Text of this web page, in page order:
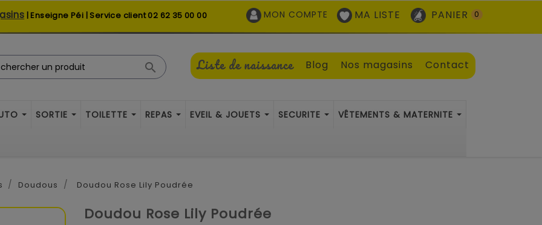
| Enseigne Péi | Service client02 62 35 00 00 MON COMPTE MA LISTE PANIER 0
Liste de naissance Blog Nos magasins Contact

SORTIE TOILETTE REPAS EVEIL & JOUETS SECURITE VÊTEMENTS & MATERNITE
Doudous Doudou Rose Lily Poudrée
Doudou Rose Lily Poudrée